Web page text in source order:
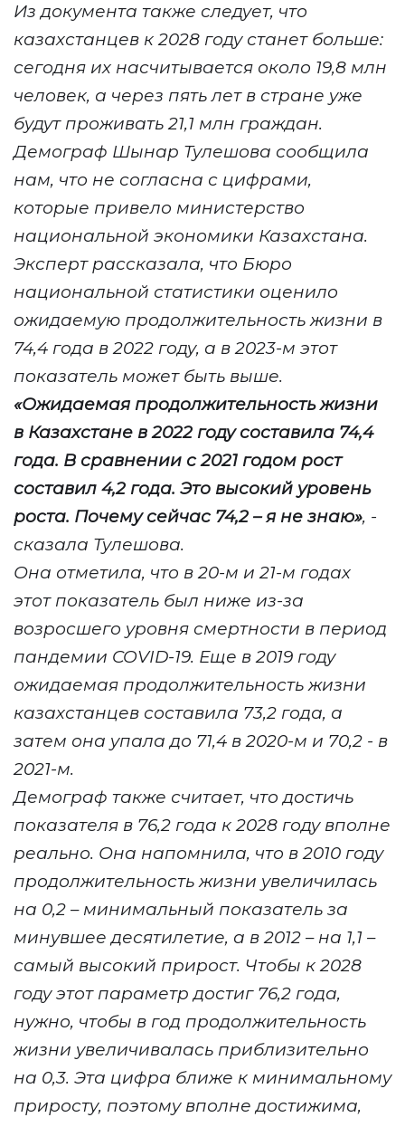
Из документа также следует, что
казахстанцев к 2028 году станет больше:
сегодня их насчитывается около 19,8 млн
человек, а через пять лет в стране уже
будут проживать 21,1 млн граждан.
Демограф Шынар Тулешова сообщила
нам, что не согласна с цифрами,
которые привело министерство
национальной экономики Казахстана.
Эксперт рассказала, что Бюро
национальной статистики оценило
ожидаемую продолжительность жизни в
74,4 года в 2022 году, а в 2023-м этот
показатель может быть выше.
«Ожидаемая продолжительность жизни
в Казахстане в 2022 году составила 74,4
года. В сравнении с 2021 годом рост
составил 4,2 года. Это высокий уровень
роста. Почему сейчас 74,2 – я не знаю», -
сказала Тулешова.
Она отметила, что в 20-м и 21-м годах
этот показатель был ниже из-за
возросшего уровня смертности в период
пандемии COVID-19. Еще в 2019 году
ожидаемая продолжительность жизни
казахстанцев составила 73,2 года, а
затем она упала до 71,4 в 2020-м и 70,2 - в
2021-м.
Демограф также считает, что достичь
показателя в 76,2 года к 2028 году вполне
реально. Она напомнила, что в 2010 году
продолжительность жизни увеличилась
на 0,2 – минимальный показатель за
минувшее десятилетие, а в 2012 – на 1,1 –
самый высокий прирост. Чтобы к 2028
году этот параметр достиг 76,2 года,
нужно, чтобы в год продолжительность
жизни увеличивалась приблизительно
на 0,3. Эта цифра ближе к минимальному
приросту, поэтому вполне достижима,